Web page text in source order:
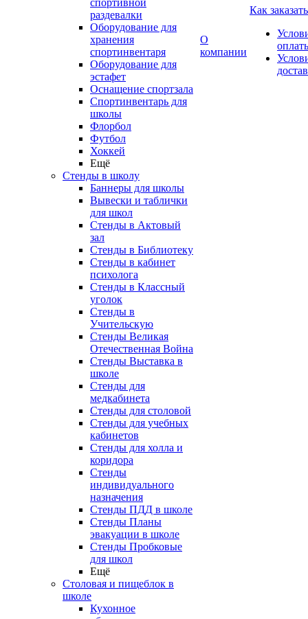
спортивной
раздевалки
Оборудование для
хранения
спортинвентаря
Оборудование для
эстафет
Оснащение спортзала
Спортинвентарь для
школы
Флорбол
Футбол
Хоккей
Ещё
Стенды в школу
Баннеры для школы
Вывески и таблички
для школ
Стенды в Актовый
зал
Стенды в Библиотеку
Стенды в кабинет
психолога
Стенды в Классный
уголок
Стенды в
Учительскую
Стенды Великая
Отечественная Война
Стенды Выставка в
школе
Стенды для
медкабинета
Стенды для столовой
Стенды для учебных
кабинетов
Стенды для холла и
коридора
Стенды
индивидуального
назначения
Стенды ПДД в школе
Стенды Планы
эвакуации в школе
Стенды Пробковые
для школ
Ещё
Столовая и пищеблок в
школе
Кухонное
О
компании
Как